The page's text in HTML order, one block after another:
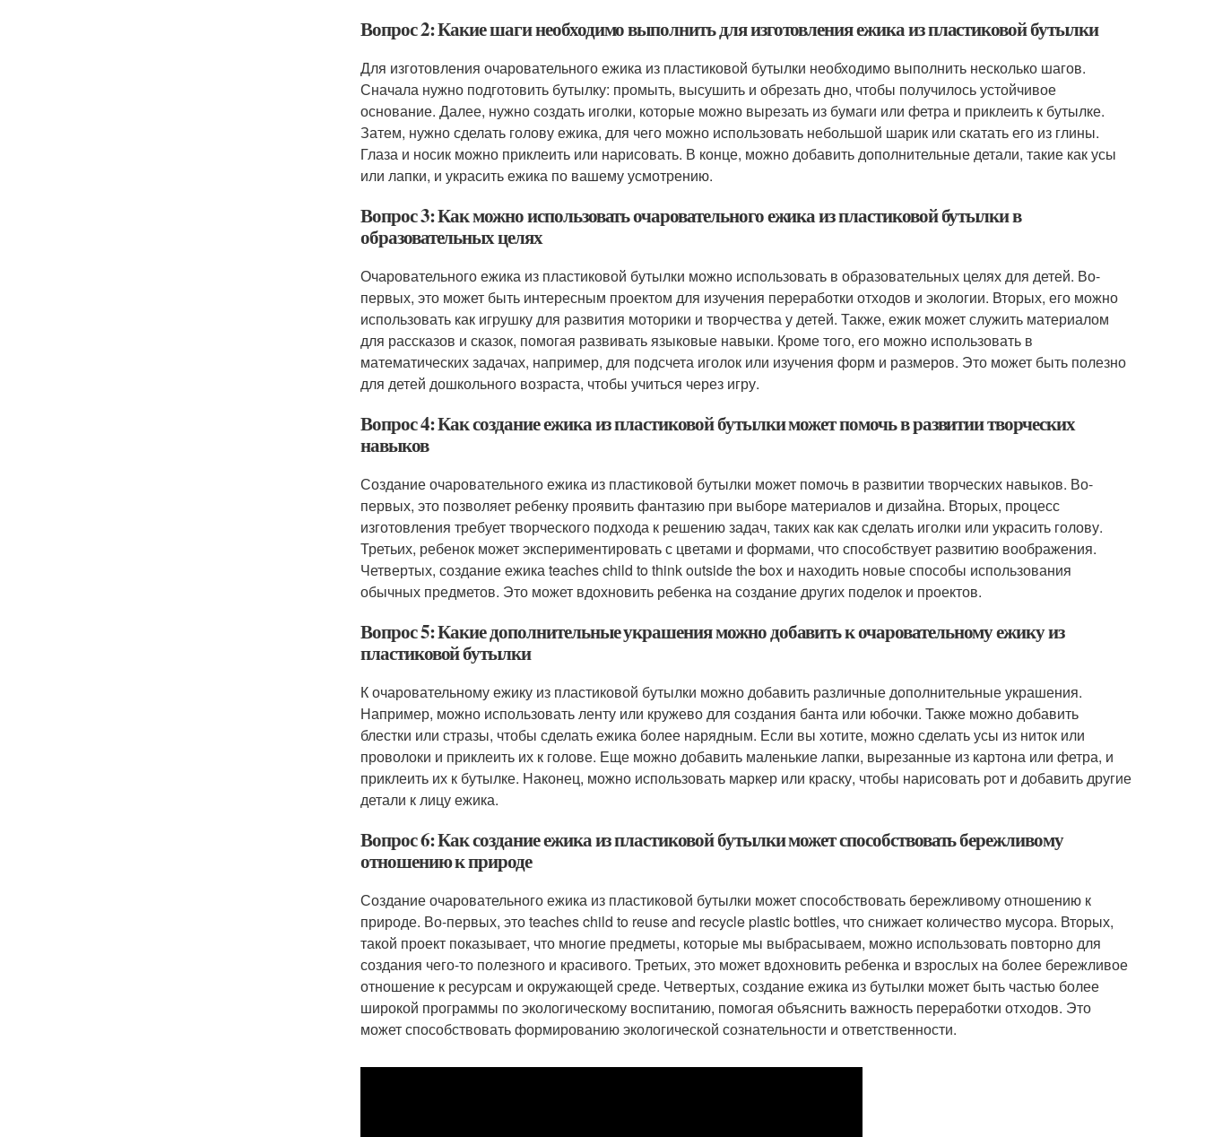
Вопрос 2: Какие шаги необходимо выполнить для изготовления ежика из пластиковой бутылки
Для изготовления очаровательного ежика из пластиковой бутылки необходимо выполнить несколько шагов.
Сначала нужно подготовить бутылку: промыть, высушить и обрезать дно, чтобы получилось устойчивое
основание. Далее, нужно создать иголки, которые можно вырезать из бумаги или фетра и приклеить к бутылке.
Затем, нужно сделать голову ежика, для чего можно использовать небольшой шарик или скатать его из глины.
Глаза и носик можно приклеить или нарисовать. В конце, можно добавить дополнительные детали, такие как усы
или лапки, и украсить ежика по вашему усмотрению.
Вопрос 3: Как можно использовать очаровательного ежика из пластиковой бутылки в
образовательных целях
Очаровательного ежика из пластиковой бутылки можно использовать в образовательных целях для детей. Во-
первых, это может быть интересным проектом для изучения переработки отходов и экологии. Вторых, его можно
использовать как игрушку для развития моторики и творчества у детей. Также, ежик может служить материалом
для рассказов и сказок, помогая развивать языковые навыки. Кроме того, его можно использовать в
математических задачах, например, для подсчета иголок или изучения форм и размеров. Это может быть полезно
для детей дошкольного возраста, чтобы учиться через игру.
Вопрос 4: Как создание ежика из пластиковой бутылки может помочь в развитии творческих
навыков
Создание очаровательного ежика из пластиковой бутылки может помочь в развитии творческих навыков. Во-
первых, это позволяет ребенку проявить фантазию при выборе материалов и дизайна. Вторых, процесс
изготовления требует творческого подхода к решению задач, таких как как сделать иголки или украсить голову.
Третьих, ребенок может экспериментировать с цветами и формами, что способствует развитию воображения.
Четвертых, создание ежика teaches child to think outside the box и находить новые способы использования
обычных предметов. Это может вдохновить ребенка на создание других поделок и проектов.
Вопрос 5: Какие дополнительные украшения можно добавить к очаровательному ежику из
пластиковой бутылки
К очаровательному ежику из пластиковой бутылки можно добавить различные дополнительные украшения.
Например, можно использовать ленту или кружево для создания банта или юбочки. Также можно добавить
блестки или стразы, чтобы сделать ежика более нарядным. Если вы хотите, можно сделать усы из ниток или
проволоки и приклеить их к голове. Еще можно добавить маленькие лапки, вырезанные из картона или фетра, и
приклеить их к бутылке. Наконец, можно использовать маркер или краску, чтобы нарисовать рот и добавить другие
детали к лицу ежика.
Вопрос 6: Как создание ежика из пластиковой бутылки может способствовать бережливому
отношению к природе
Создание очаровательного ежика из пластиковой бутылки может способствовать бережливому отношению к
природе. Во-первых, это teaches child to reuse and recycle plastic bottles, что снижает количество мусора. Вторых,
такой проект показывает, что многие предметы, которые мы выбрасываем, можно использовать повторно для
создания чего-то полезного и красивого. Третьих, это может вдохновить ребенка и взрослых на более бережливое
отношение к ресурсам и окружающей среде. Четвертых, создание ежика из бутылки может быть частью более
широкой программы по экологическому воспитанию, помогая объяснить важность переработки отходов. Это
может способствовать формированию экологической сознательности и ответственности.